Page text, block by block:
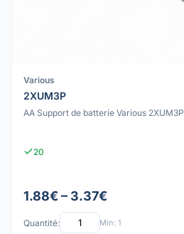
Various
2XUM3P
AA Support de batterie Various 2XUM3P
20
1.88€ – 3.37€
Quantité: Min: 1